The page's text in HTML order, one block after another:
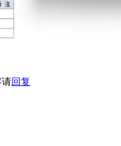
请回复